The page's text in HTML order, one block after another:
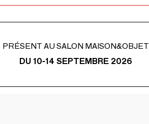
PRÉSENT AU SALON MAISON&OBJET
DU 10-14 SEPTEMBRE 2026